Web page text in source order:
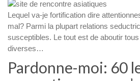
Lequel va-je fortification dire
mal? Parmi la plupart relations
susceptibles. Le tout est de aboutir
diverses…
Pardonne-moi: 60